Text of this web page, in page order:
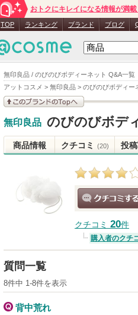
無印良品 / のびのびボディーネット Q&A一覧
アットコスメ > 無印良品 > のびのびボディー
おトクにキレイになる情報が満載
TOP ランキング ブランド ブログ
このブランドの情報を
見る
無印良品 のびのびボデ
商品情報 クチコミ (20) 投
クチコミ 20件
購入者のクチ
質問一覧
8件中 1-8件を表示
背中荒れ